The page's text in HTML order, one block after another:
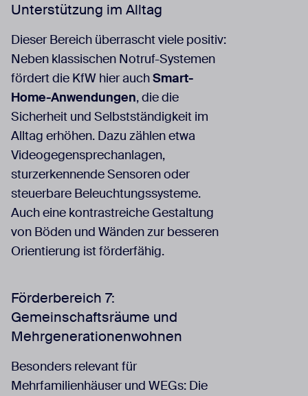
Unterstützung im Alltag
Dieser Bereich überrascht viele positiv:
Neben klassischen Notruf-Systemen
fördert die KfW hier auchSmart-
Home-Anwendungen, die die
Sicherheit und Selbstständigkeit im
Alltag erhöhen. Dazu zählen etwa
Videogegensprechanlagen,
sturzerkennende Sensoren oder
steuerbare Beleuchtungssysteme.
Auch eine kontrastreiche Gestaltung
von Böden und Wänden zur besseren
Orientierung ist förderfähig.
Förderbereich 7:
Gemeinschaftsräume und
Mehrgenerationenwohnen
Besonders relevant für
Mehrfamilienhäuser und WEGs: Die